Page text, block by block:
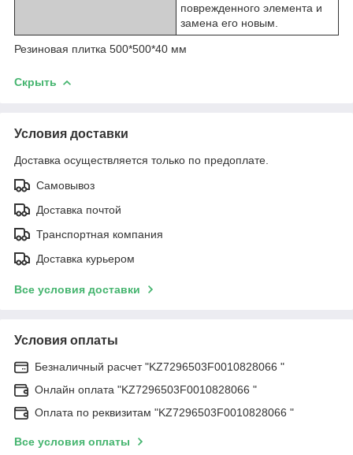
поврежденного элемента и
замена его новым.
Резиновая плитка 500*500*40 мм
Скрыть
Условия доставки
Доставка осуществляется только по предоплате.
Самовывоз
Доставка почтой
Транспортная компания
Доставка курьером
Все условия доставки
Условия оплаты
Безналичный расчет "KZ7296503F0010828066 "
Онлайн оплата "KZ7296503F0010828066 "
Оплата по реквизитам "KZ7296503F0010828066 "
Все условия оплаты